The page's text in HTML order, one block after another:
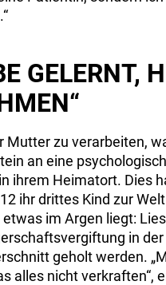
GELERNT,
Mutter zu verarbeiten,
an eine
ihrem Heimatort. Dies
ihr drittes Kind zur
etwas im Argen liegt:
in der
geholt werden.
alles nicht verkraften“,